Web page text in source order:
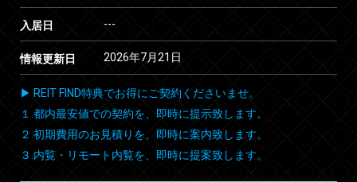
入居日 ---
情報更新日 2026年7月21日
▶ REIT FIND特典でお得にご契約くださいませ。
１.都内最安値での契約を、即時に提示致します。
２.初期費用のお見積りを、即時に案内致します。
３.内覧・リモート内覧を、即時に提案致します。